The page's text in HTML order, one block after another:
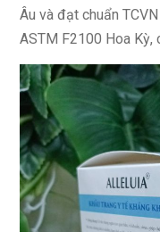
Âu và đạt chuẩn
ASTM F2100 Hoa Kỳ,